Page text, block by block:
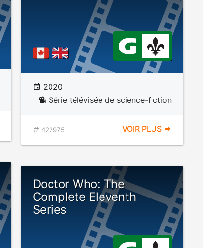
2020
Série télévisée de science-fiction
422975 VOIR PLUS
Doctor Who: The
Complete Eleventh
Series